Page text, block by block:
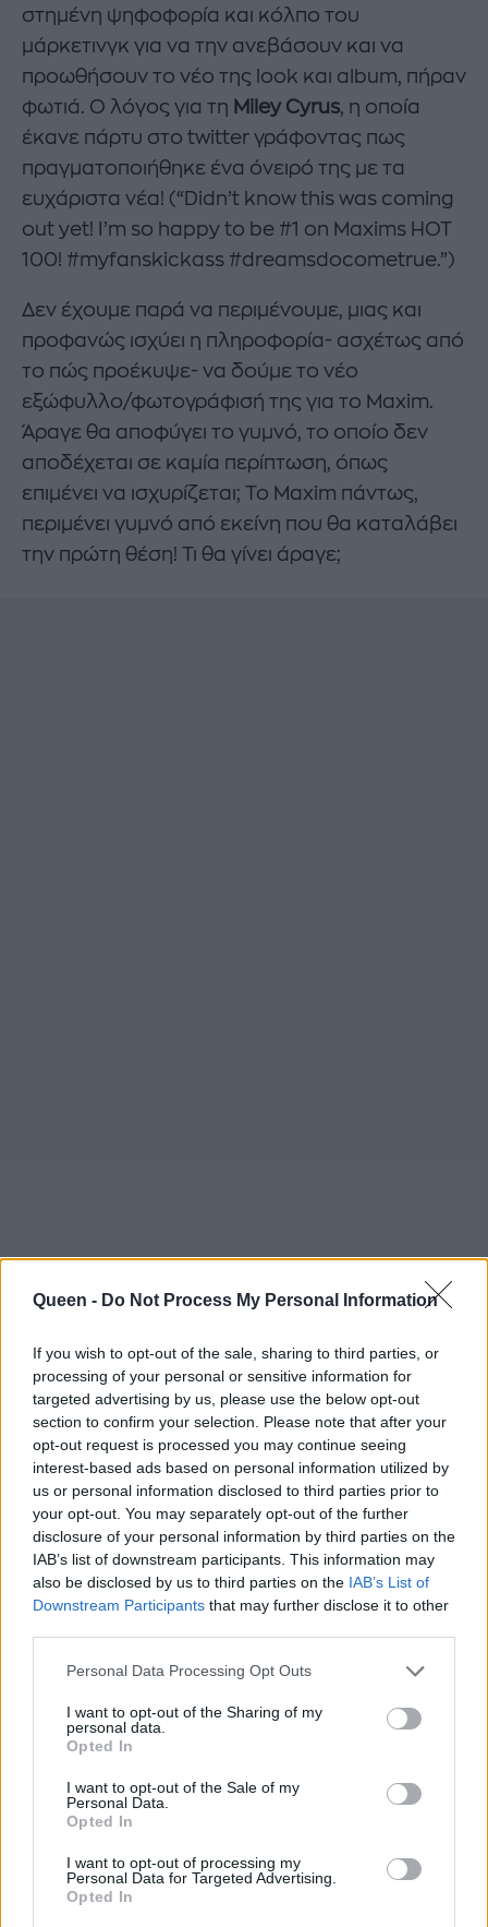
Queen - Do Not Process My Personal Information
If you wish to opt-out of the sale, sharing to third parties, or
processing of your personal or sensitive information for
targeted advertising by us, please use the below opt-out
section to confirm your selection. Please note that after your
opt-out request is processed you may continue seeing
interest-based ads based on personal information utilized by
us or personal information disclosed to third parties prior to
your opt-out. You may separately opt-out of the further
disclosure of your personal information by third parties on the
IAB’s list of downstream participants. This information may
also be disclosed by us to third parties on the IAB’s List of
Downstream Participants that may further disclose it to other
Personal Data Processing Opt Outs
I want to opt-out of the Sharing of my
personal data.
Opted In
I want to opt-out of the Sale of my
Personal Data.
Opted In
I want to opt-out of processing my
Personal Data for Targeted Advertising.
Opted In
στημένη ψηφοφορία και κόλπο του
μάρκετινγκ για να την ανεβάσουν και να
προωθήσουν το νέο της look και album, πήραν
φωτιά. Ο λόγος για τη Miley Cyrus, η οποία
έκανε πάρτυ στο twitter γράφοντας πως
πραγματοποιήθηκε ένα όνειρό της με τα
ευχάριστα νέα! (“Didn’t know this was coming
out yet! I’m so happy to be #1 on Maxims HOT
100! #myfanskickass #dreamsdocometrue.”)
Δεν έχουμε παρά να περιμένουμε, μιας και
προφανώς ισχύει η πληροφορία- ασχέτως από
το πώς προέκυψε- να δούμε το νέο
εξώφυλλο/φωτογράφισή της για το Maxim.
Άραγε θα αποφύγει το γυμνό, το οποίο δεν
αποδέχεται σε καμία περίπτωση, όπως
επιμένει να ισχυρίζεται; Το Maxim πάντως,
περιμένει γυμνό από εκείνη που θα καταλάβει
την πρώτη θέση! Τι θα γίνει άραγε;
Για να καταλήξουμε, όχι πως δεν είναι όμορφο
κορίτσι, αλλά πιο hot από τις Lopez, Kerr, Alba,
Jolie, Mendes, Refaeli, Rihanna κλπ, δεν τη
λες! Ή μήπως τη λες;
Η Miley Cyrus πιο προκλητική από ποτέ στο
εξώφυλλο του V
Paparazzi (ξανα)τσάκωσαν την Miley Cyrus να
καπνίζει μαριχουάνα!